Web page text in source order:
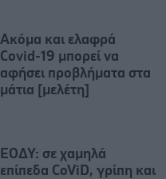
Ακόμα και ελαφρά
Covid-19 μπορεί να
αφήσει προβλήματα στα
μάτια [μελέτη]
ΕΟΔΥ: σε χαμηλά
επίπεδα CoViD, γρίπη και